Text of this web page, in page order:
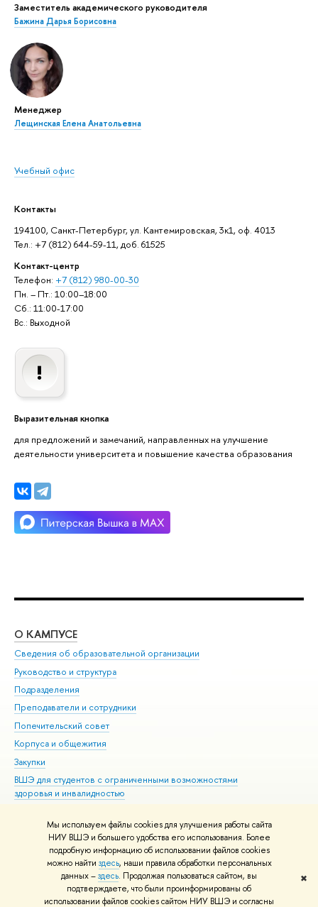
Мы используем файлы cookies для улучшения работы сайта
НИУ ВШЭ и большего удобства его использования. Более
подробную информацию об использовании файлов cookies
можно найти здесь, наши правила обработки персональных
данных –здесь. Продолжая пользоваться сайтом, вы
подтверждаете, что были проинформированы об
использовании файлов cookies сайтом НИУ ВШЭ и согласны
✖
Заместитель академического руководителя
Бажина Дарья Борисовна
Менеджер
Лещинская Елена Анатольевна
Учебный офис
Контакты
194100, Санкт-Петербург, ул. Кантемировская, 3к1, оф. 4013
Тел.: +7 (812) 644-59-11, доб. 61525
Контакт-центр
Телефон: +7 (812) 980-00-30
Пн. – Пт.: 10:00–18:00
Сб.: 11:00-17:00
Вс.: Выходной
Выразительная кнопка
для предложений и замечаний, направленных на улучшение
деятельности университета и повышение качества образования
О КАМПУСЕ
Сведения об образовательной организации
Руководство и структура
Подразделения
Преподаватели и сотрудники
Попечительский совет
Корпуса и общежития
Закупки
ВШЭ для студентов с ограниченными возможностями
здоровья и инвалидностью
Единая платежная страница
© НИУ ВШЭ 1993–2026 Адреса и контакты Условия использования